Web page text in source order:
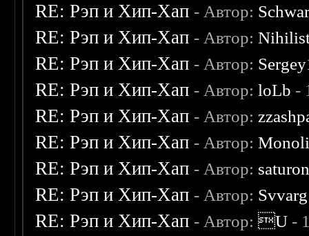
RE: Рэп и Хип-Хап - Автор:
RE: Рэп и Хип-Хап - Автор:
RE: Рэп и Хип-Хап - Автор:
RE: Рэп и Хип-Хап - Автор:loLb -
RE: Рэп и Хип-Хап - Автор:
RE: Рэп и Хип-Хап - Автор:
RE: Рэп и Хип-Хап - Автор:
RE: Рэп и Хип-Хап - Автор: Svvarg
RE: Рэп и Хип-Хап - Автор:U -